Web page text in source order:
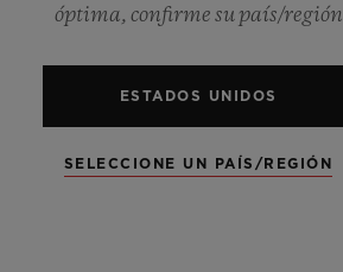
óptima, confirme su país/región
ESTADOS UNIDOS
SELECCIONE UN PAÍS/REGIÓN